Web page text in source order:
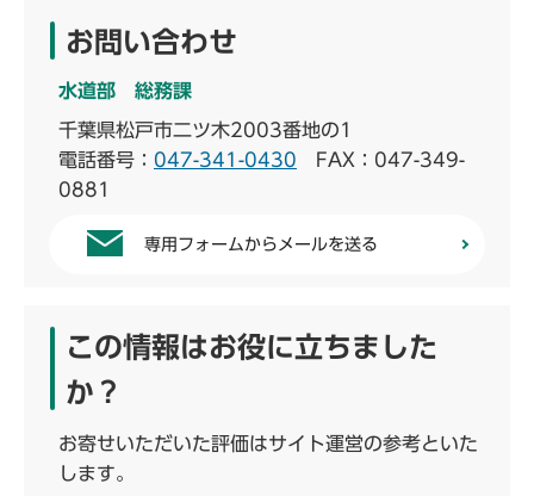
お問い合わせ
水道部 総務課
千葉県松戸市二ツ木2003番地の1
電話番号： 047-341-0430 FAX：047-349-
0881
専用フォームからメールを送る
この情報はお役に立ちました
か？
お寄せいただいた評価はサイト運営の参考といた
します。